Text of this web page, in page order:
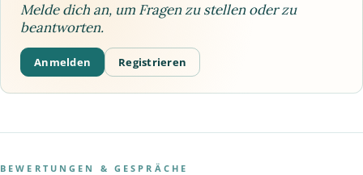
Melde dich an, um Fragen zu stellen oder zu
beantworten.
Anmelden Registrieren
BEWERTUNGEN & GESPRÄCHE